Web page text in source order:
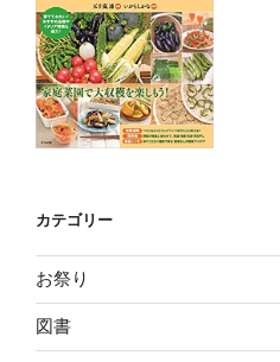
カテゴリー
お祭り
図書